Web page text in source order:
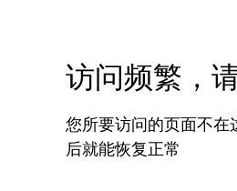
访问频繁，
您所要访问的页面不在
后就能恢复正常